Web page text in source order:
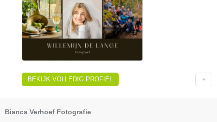
BEKIJK VOLLEDIG PROFIEL
Bianca Verhoef Fotografie